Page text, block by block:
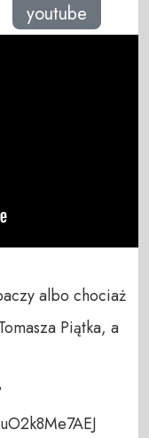
youtube
albo chociaż
Piątka, a